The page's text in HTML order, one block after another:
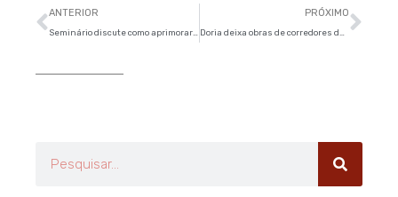
Anterior
ANTERIOR
Seminário discute como aprimorar instrumentos de acompanhamento do Plano de Metas
PRÓXIMO
Doria deixa obras de corredores de ônibus de SP em marcha lenta